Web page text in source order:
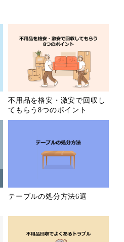
不用品を格安・激安で回収し
てもらう8つのポイント
テーブルの処分方法6選